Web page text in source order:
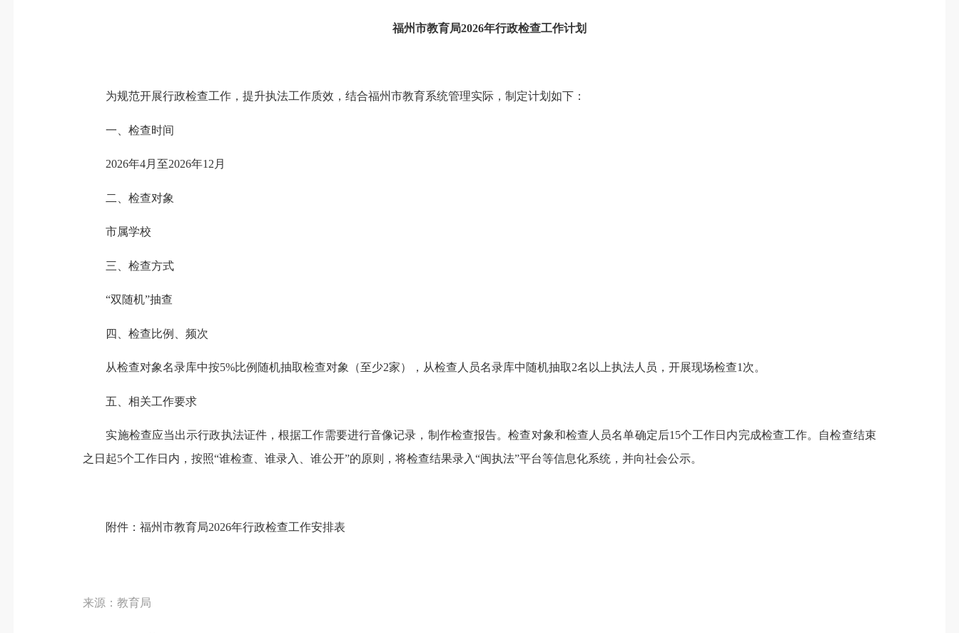
福州市教育局2026年行政检查工作计划
为规范开展行政检查工作，提升执法工作质效，结合福州市教育系统管理实际，制定计划如下：
一、检查时间
2026年4月至2026年12月
二、检查对象
市属学校
三、检查方式
“双随机”抽查
四、检查比例、频次
从检查对象名录库中按5%比例随机抽取检查对象（至少2家），从检查人员名录库中随机抽取2名以上执法人员，开展现场检查1次。
五、相关工作要求
实施检查应当出示行政执法证件，根据工作需要进行音像记录，制作检查报告。检查对象和检查人员名单确定后15个工作日内完成检查工作。自检查结束
之日起5个工作日内，按照“谁检查、谁录入、谁公开”的原则，将检查结果录入“闽执法”平台等信息化系统，并向社会公示。
附件：福州市教育局2026年行政检查工作安排表
来源：教育局